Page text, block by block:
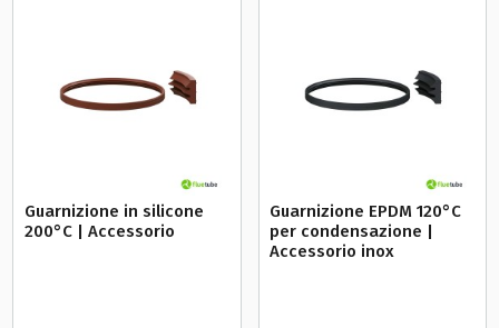
Guarnizione in silicone
200°C | Accessorio
Guarnizione EPDM 120°C
per condensazione |
Accessorio inox